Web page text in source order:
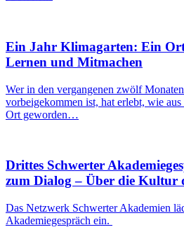
Ein Jahr Klimagarten: Ein
Lernen und Mitmachen
Wer in den vergangenen zwölf
vorbeigekommen ist, hat erlebt, wie
Ort geworden…
Drittes Schwerter
zum Dialog – Über die Kultur
Das Netzwerk Schwerter Akademien
Akademiegespräch ein.